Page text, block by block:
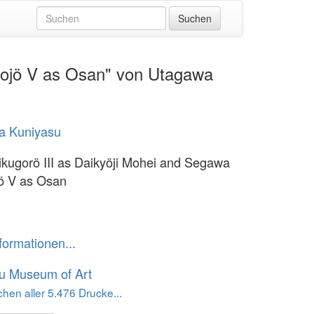
V as Osan" von Utagawa
Kuniyasu
III as Daikyöji Mohei and Segawa
V as Osan
Museum of Art
aller 5.476 Drucke...